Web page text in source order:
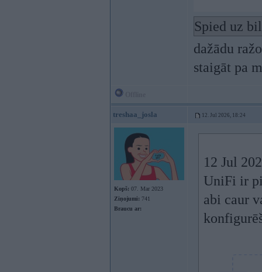
Spied uz
dažādu
staigāt pa
treshaa_josla 12. Jul 2026, 18:24
Kopš: 07. Mar 2023
Ziņojumi: 741
Braucu ar:
12 Jul
UniFi ir
abi caur